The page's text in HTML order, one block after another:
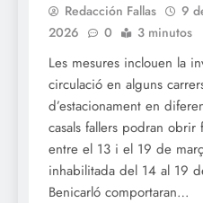
Redacción Fallas
9
2026
0 3 minutos
Les mesures inclouen la
circulació en alguns
d’estacionament en
casals fallers podran
entre el 13 i el 19 de
inhabilitada del 14 al 19
Benicarló comportaran…